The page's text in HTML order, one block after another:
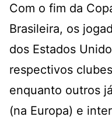
Com o fim da
Brasileira, os
dos Estados
respectivos
enquanto outros
(na Europa) e